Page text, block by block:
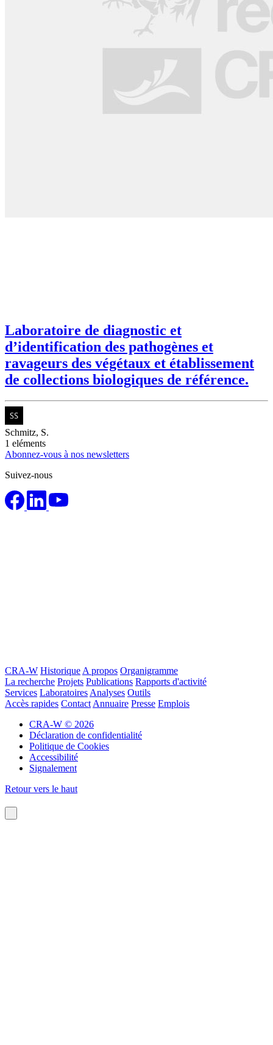
Laboratoire de diagnostic et
d’identification des pathogènes et
ravageurs des végétaux et établissement
de collections biologiques de référence.
Schmitz, S.
1 eléments
Abonnez-vous à nos newsletters
Suivez-nous
CRA-W Historique A propos Organigramme
La recherche Projets Publications Rapports d'activité
Services Laboratoires Analyses Outils
Accès rapides Contact Annuaire Presse Emplois
CRA-W © 2026
Déclaration de confidentialité
Politique de Cookies
Accessibilité
Signalement
Retour vers le haut